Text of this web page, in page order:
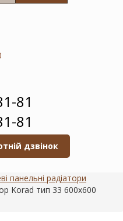
81
81
дзвінок
панельні радіатори
Korad тип 33 600х600